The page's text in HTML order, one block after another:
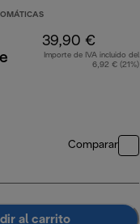
39,90 €
Importe de IVA incluido del
6,92 € (21%)
Comparar
al carrito